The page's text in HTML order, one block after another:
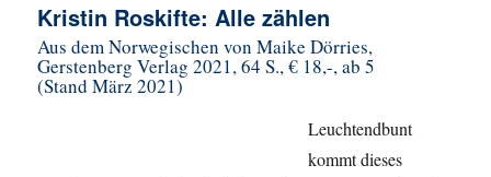
Kristin Roskifte: Alle zählen
Aus dem Norwegischen von Maike Dörries,
Gerstenberg Verlag 2021, 64 S., € 18,-, ab 5
(Stand März 2021)
Leuchtendbunt
kommt dieses